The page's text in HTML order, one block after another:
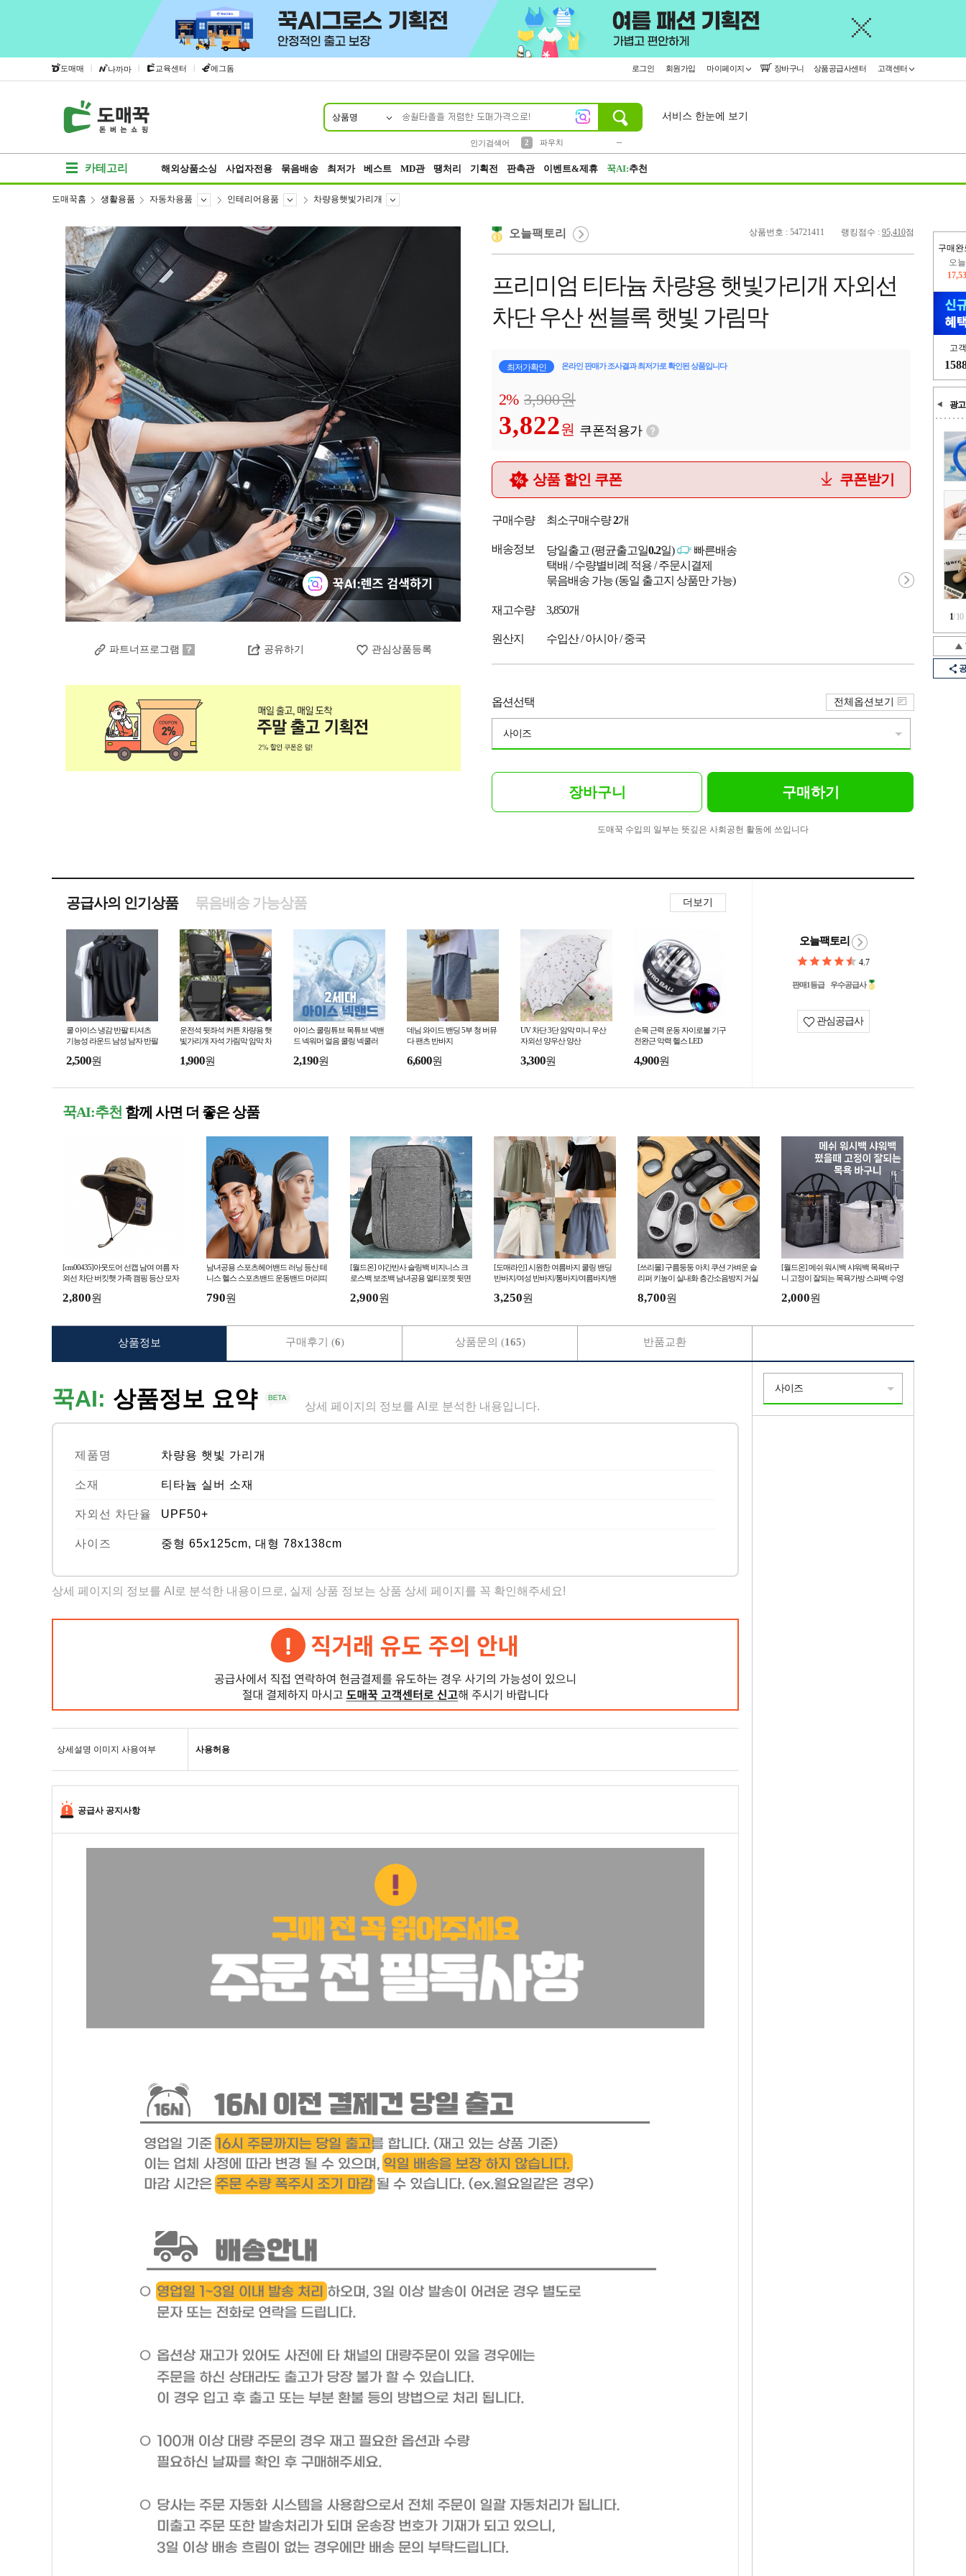
도매매 | 나까마 | 교육센터 | 에그돔 로그인 회원가입 마이페이지 장바구니 상품공급사센터 고객센터
상품명
인기검색어
2
파우치
서비스 한눈에 보기
카테고리 해외상품소싱 사업자전용 묶음배송 최저가 베스트 MD관 땡처리 기획전 판촉관 이벤트&제휴 꾹AI:추천
구매완
오
고
광고
1/10
도매꾹홈 생활용품 자동차용품 인테리어용품 차량용햇빛가리개
베스트
파트너프로그램 공유하기 관심상품등록
상품번호 : 54721411 랭킹점수 : 95,410점
오늘팩토리
프리미엄 티타늄 차량용 햇빛가리개 자외선
차단 우산 썬블록 햇빛 가림막
최저가확인 온라인 판매가 조사결과 최저가로 확인된 상품입니다
2% 3,900원
3,822원 쿠폰적용가
상품 할인 쿠폰 쿠폰받기
구매수량 최소구매수량2개
배송정보 당일출고 (평균출고일0.2일)
빠른배송
택배 / 수량별비례 적용 / 주문시결제
묶음배송 가능 (동일 출고지 상품만 가능)
재고수량 3,850개
원산지 수입산 / 아시아 / 중국
옵션선택
사이즈
전체옵션보기
장바구니 구매하기
도매꾹 수입의 일부는 뜻깊은 사회공헌 활동에 쓰입니다
공급사의 인기상품 더보기
묶음배송 가능상품
쿨 아이스 냉감 반팔 티셔츠
기능성 라운드 남성 남자 반팔
2,500원
운전석 뒷좌석 커튼 차량용 햇
빛가리개 자석 가림막 암막 차
1,900원
아이스 쿨링튜브 목튜브 넥밴
드 넥워머 얼음 쿨링 넥쿨러
2,190원
데님 와이드 밴딩 5부 청 버뮤
다 팬츠 반바지
6,600원
UV 차단 3단 암막 미니 우산
자외선 양우산 양산
3,300원
손목 근력 운동 자이로볼 기구
전완근 악력 헬스 LED
4,900원
오늘팩토리
4.7
판매1등급 우수공급사
관심공급사
꾹AI:추천 함께 사면 더 좋은 상품
[cm00435]아웃도어 선캡 남여 여름 자
외선 차단 버킷햇 가족 캠핑 등산 모자
2,800원
남녀공용 스포츠헤어밴드 러닝 등산 테
니스 헬스 스포츠밴드 운동밴드 머리띠
790원
[월드온] 야간반사 슬링백 비지니스 크
로스백 보조백 남녀공용 멀티포켓 뒷면
2,900원
[도매라인] 시원한 여름바지 쿨링 밴딩
반바지/여성 반바지/통바지/여름바지/밴
3,250원
[쓰리몰] 구름둥둥 아치 쿠션 가벼운 슬
리퍼 키높이 실내화 층간소음방지 거실
8,700원
[월드온] 메쉬 워시백 샤워백 목욕바구
니 고정이 잘되는 목욕가방 스파백 수영
2,000원
꾹AI: 상품정보 요약 상세 페이지의 정보를 AI로 분석한 내용입니다.
제품명 차량용 햇빛 가리개
소재 티타늄 실버 소재
자외선 차단율 UPF50+
사이즈 중형 65x125cm, 대형 78x138cm
상세 페이지의 정보를 AI로 분석한 내용이므로, 실제 상품 정보는 상품 상세 페이지를 꼭 확인해주세요!
상세설명 이미지 사용여부 사용허용
공급사 공지사항
상품정보 구매후기 (6) 상품문의 (165) 반품교환
사이즈